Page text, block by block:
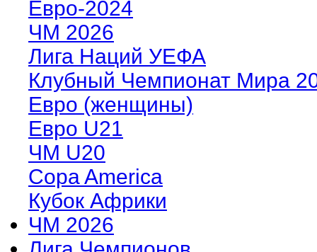
Евро-2024
ЧМ 2026
Лига Наций УЕФА
Клубный Чемпионат Мира
Евро (женщины)
Евро U21
ЧМ U20
Copa America
Кубок Африки
ЧМ 2026